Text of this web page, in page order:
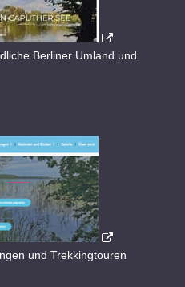
Berliner Umland und
und Trekkingtouren